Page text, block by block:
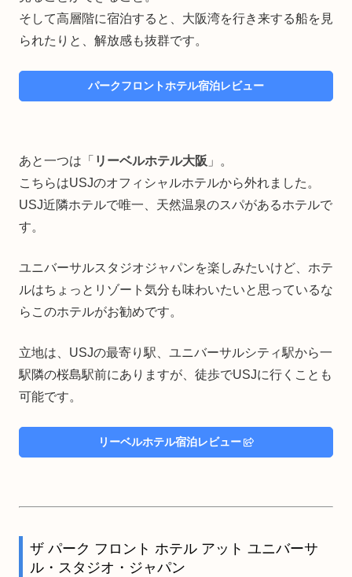
そして高層階に宿泊すると、大阪湾を行き来する船を見
られたりと、解放感も抜群です。
パークフロントホテル宿泊レビュー
あと一つは「 リーベルホテル大阪 」。
こちらはUSJのオフィシャルホテルから外れました。
USJ近隣ホテルで唯一、天然温泉のスパがあるホテルで
す。
ユニバーサルスタジオジャパンを楽しみたいけど、ホテ
ルはちょっとリゾート気分も味わいたいと思っているな
らこのホテルがお勧めです。
立地は、USJの最寄り駅、ユニバーサルシティ駅から一
駅隣の桜島駅前にありますが、徒歩でUSJに行くことも
可能です。
リーベルホテル宿泊レビュー
ザ パーク フロント ホテル アット ユニバーサ
ル・スタジオ・ジャパン